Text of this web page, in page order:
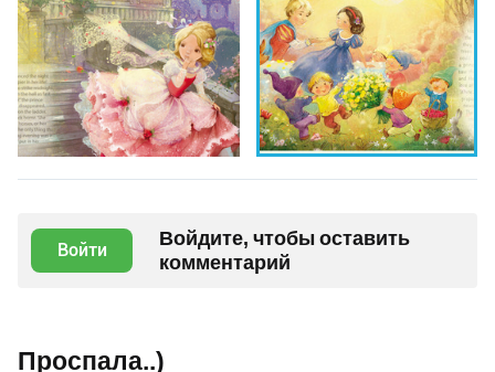
Войти
Войдите, чтобы оставить
комментарий
Проспала..)